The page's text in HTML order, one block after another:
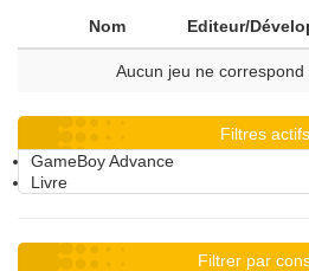
Nom Editeur/
Aucun jeu ne correspond
Filtres actifs
GameBoy Advance
Livre
Filtrer par